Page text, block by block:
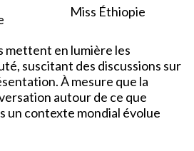
Miss Éthiopie
mettent en lumière les
suscitant des discussions sur
À mesure que la
autour de ce que
un contexte mondial évolue